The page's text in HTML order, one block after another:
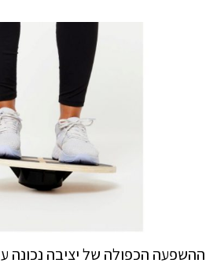
ההשפעה הכפולה של יציבה נכונה